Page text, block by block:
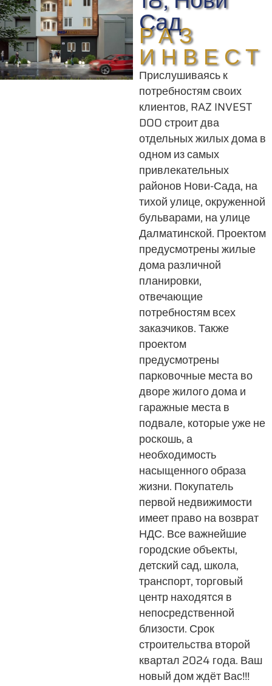
Сад
РАЗ
ИНВЕСТ
Прислушиваясь к
потребностям своих
клиентов, RAZ INVEST
DOO строит два
отдельных жилых дома в
одном из самых
привлекательных
районов Нови-Сада, на
тихой улице, окруженной
бульварами, на улице
Далматинской. Проектом
предусмотрены жилые
дома различной
планировки,
отвечающие
потребностям всех
заказчиков. Также
проектом
предусмотрены
парковочные места во
дворе жилого дома и
гаражные места в
подвале, которые уже не
роскошь, а
необходимость
насыщенного образа
жизни. Покупатель
первой недвижимости
имеет право на возврат
НДС. Все важнейшие
городские объекты,
детский сад, школа,
транспорт, торговый
центр находятся в
непосредственной
близости. Срок
строительства второй
квартал 2024 года. Ваш
новый дом ждёт Вас!!!